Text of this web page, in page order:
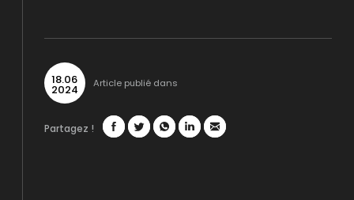
18.06
2024 Article publié dans
Partagez !